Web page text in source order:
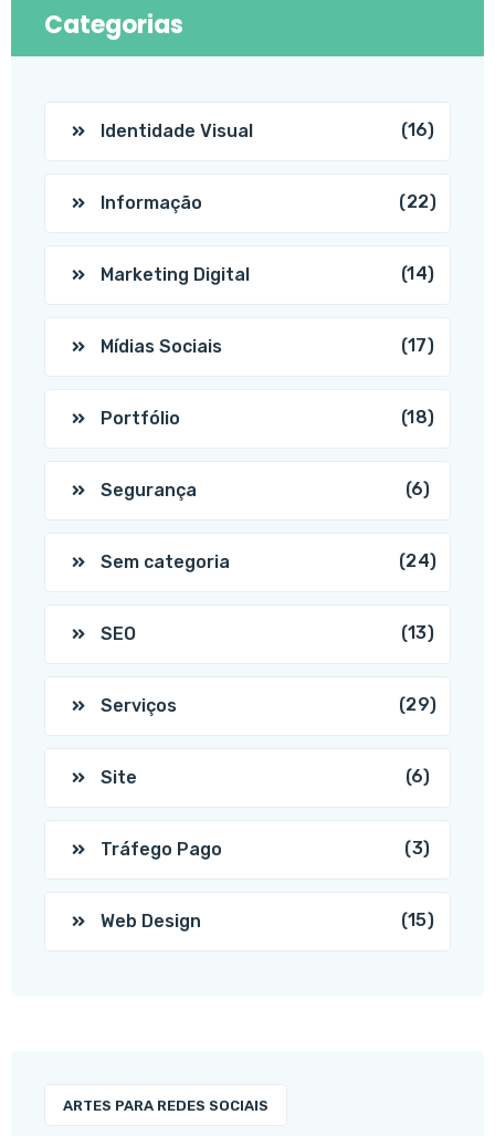
Categorias
Identidade Visual (16)
Informação (22)
Marketing Digital (14)
Mídias Sociais (17)
Portfólio (18)
Segurança (6)
Sem categoria (24)
SEO (13)
Serviços (29)
Site (6)
Tráfego Pago (3)
Web Design (15)
ARTES PARA REDES SOCIAIS